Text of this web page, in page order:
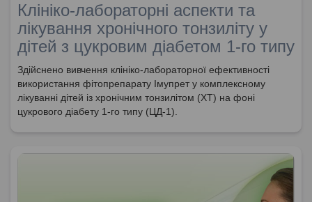
Клініко-лабораторні аспекти та
лікування хронічного тонзиліту у
дітей з цукровим діабетом 1-го типу
Здійснено вивчення клініко-лабораторної ефективності
використання фітопрепарату Імупрет у комплексному
лікуванні дітей із хронічним тонзилітом (ХТ) на фоні
цукрового діабету 1-го типу (ЦД-1).